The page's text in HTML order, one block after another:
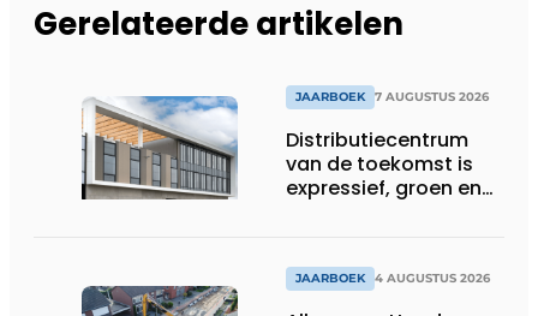
Gerelateerde artikelen
JAARBOEK 7 AUGUSTUS 2026
Distributiecentrum
van de toekomst is
expressief, groen en
JAARBOEK 4 AUGUSTUS 2026